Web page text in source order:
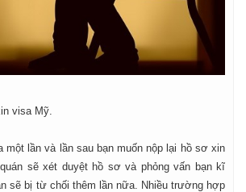
visa Mỹ.
một lần và lần sau bạn muốn nộp lại hồ sơ xin
sẽ xét duyệt hồ sơ và phỏng vấn bạn kĩ
sẽ bị từ chối thêm lần nữa. Nhiều trường hợp